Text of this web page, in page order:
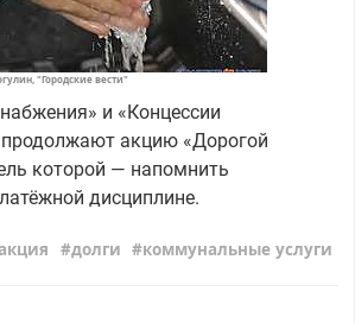
"Городские вести"
и «Концессии
акцию «Дорогой
которой — напомнить
дисциплине.
долги коммунальные услуги